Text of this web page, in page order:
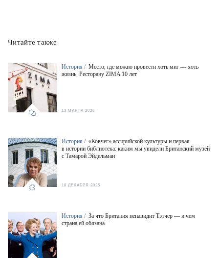
Читайте также
История / Место, где можно провести хоть миг — хоть
жизнь. Ресторану ZIMA 10 лет
13 МАРТА 2026
История / «Ковчег» ассирийской культуры и первая
в истории библиотека: каким мы увидели Британский музей
с Тамарой Эйдельман
18 ДЕКАБРЯ 2025
История / За что Британия ненавидит Тэтчер — и чем
страна ей обязана